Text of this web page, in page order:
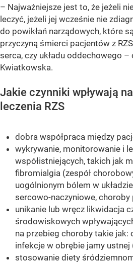
– Najważniejsze jest to, że jeżeli
leczyć, jeżeli jej wcześnie nie
do powikłań narządowych, które
przyczyną śmierci pacjentów z
serca, czy układu oddechowego
Kwiatkowska.
Jakie czynniki wpływają
leczenia RZS
dobra współpraca między
wykrywanie, monitorowanie i
współistniejących, takich jak
fibromialgia (zespół
uogólnionym bólem w
sercowo-naczyniowe, choroby
unikanie lub wręcz likwidacja
środowiskowych
na przebieg choroby takie jak:
infekcje w obrębie jamy
stosowanie diety